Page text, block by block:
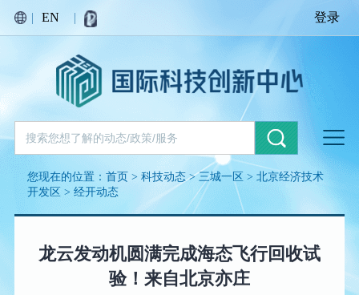
| EN | 登录
您现在的位置：首页 >科技动态>三城一区 >北京经济技术
开发区 >经开动态
龙云发动机圆满完成海态飞行回收试
验！来自北京亦庄